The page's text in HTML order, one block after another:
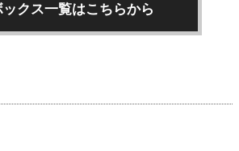
クス一覧はこちらから